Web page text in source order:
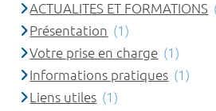
ACTUALITES ET FORMATIONS
Présentation (1)
Votre prise en charge (1)
Informations pratiques (1)
Liens utiles (1)